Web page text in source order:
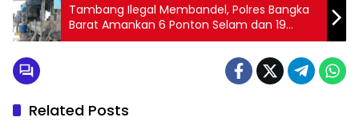
Tambang Ilegal Membandel, Polres Bangka
Barat Amankan 6 Ponton Selam dan 19
Pekerja di Perairan Muntok
Related Posts